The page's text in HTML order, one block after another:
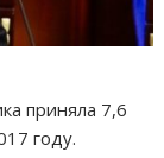
приняла 7,6
году.